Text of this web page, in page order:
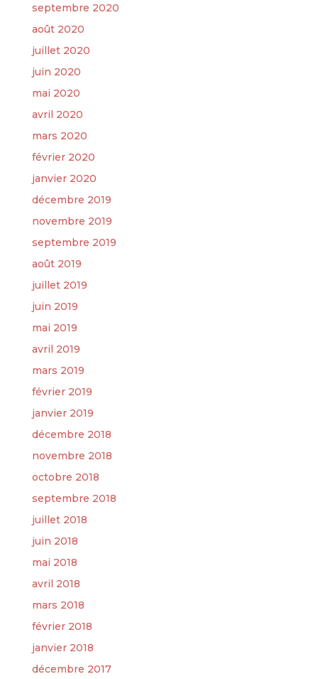
septembre 2020
août 2020
juillet 2020
juin 2020
mai 2020
avril 2020
mars 2020
février 2020
janvier 2020
décembre 2019
novembre 2019
septembre 2019
août 2019
juillet 2019
juin 2019
mai 2019
avril 2019
mars 2019
février 2019
janvier 2019
décembre 2018
novembre 2018
octobre 2018
septembre 2018
juillet 2018
juin 2018
mai 2018
avril 2018
mars 2018
février 2018
janvier 2018
décembre 2017